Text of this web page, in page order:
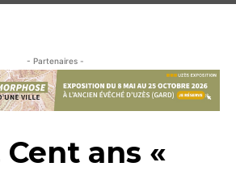
- Partenaires -
Cent ans «